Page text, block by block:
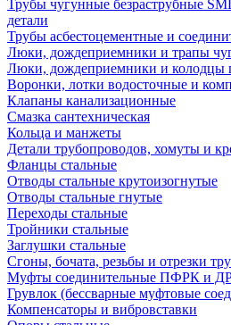
Трубы чугунные безраструбные
детали
Трубы асбестоцементные и
Люки, дождеприемники и трапы
Люки, дождеприемники и колодцы
Воронки, лотки водосточные и
Клапаны канализационные
Смазка сантехническая
Кольца и манжеты
Детали трубопроводов, хомуты и
Фланцы стальные
Отводы стальные крутоизогнутые
Отводы стальные гнутые
Переходы стальные
Тройники стальные
Заглушки стальные
Сгоны, бочата, резьбы и отрезки
Муфты соединительные ПФРК и
Грувлок (бессварные муфтовые
Компенсаторы и вибровставки